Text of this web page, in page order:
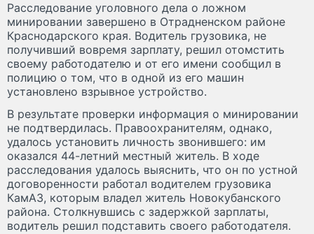
Расследование уголовного дела о ложном
минировании завершено в Отрадненском районе
Краснодарского края. Водитель грузовика, не
получивший вовремя зарплату, решил отомстить
своему работодателю и от его имени сообщил в
полицию о том, что в одной из его машин
установлено взрывное устройство.
В результате проверки информация о минировании
не подтвердилась. Правоохранителям, однако,
удалось установить личность звонившего: им
оказался 44-летний местный житель. В ходе
расследования удалось выяснить, что он по устной
договоренности работал водителем грузовика
КамАЗ, которым владел житель Новокубанского
района. Столкнувшись с задержкой зарплаты,
водитель решил подставить своего работодателя.